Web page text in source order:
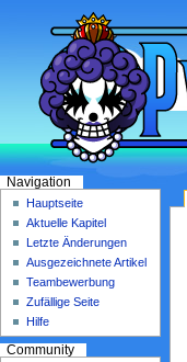
Navigation
Hauptseite
Aktuelle Kapitel
Letzte Änderungen
Ausgezeichnete Artikel
Teambewerbung
Zufällige Seite
Hilfe
Community